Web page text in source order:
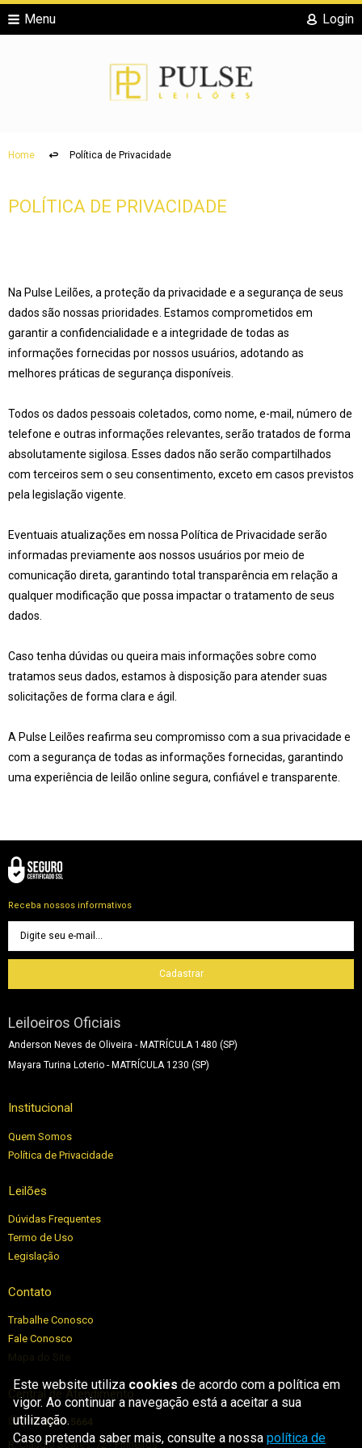
Menu Login
Home Política de Privacidade
POLÍTICA DE PRIVACIDADE
Na Pulse Leilões, a proteção da privacidade e a segurança de seus
dados são nossas prioridades. Estamos comprometidos em
garantir a confidencialidade e a integridade de todas as
informações fornecidas por nossos usuários, adotando as
melhores práticas de segurança disponíveis.
Todos os dados pessoais coletados, como nome, e-mail, número de
telefone e outras informações relevantes, serão tratados de forma
absolutamente sigilosa. Esses dados não serão compartilhados
com terceiros sem o seu consentimento, exceto em casos previstos
pela legislação vigente.
Eventuais atualizações em nossa Política de Privacidade serão
informadas previamente aos nossos usuários por meio de
comunicação direta, garantindo total transparência em relação a
qualquer modificação que possa impactar o tratamento de seus
dados.
Caso tenha dúvidas ou queira mais informações sobre como
tratamos seus dados, estamos à disposição para atender suas
solicitações de forma clara e ágil.
A Pulse Leilões reafirma seu compromisso com a sua privacidade e
com a segurança de todas as informações fornecidas, garantindo
uma experiência de leilão online segura, confiável e transparente.
Este website utiliza cookies de acordo com a política em
vigor. Ao continuar a navegação está a aceitar a sua
utilização.
Caso pretenda saber mais, consulte a nossa política de
Receba nossos informativos
Cadastrar
Leiloeiros Oficiais
Anderson Neves de Oliveira - MATRÍCULA 1480 (SP)
Mayara Turina Loterio - MATRÍCULA 1230 (SP)
Institucional
Quem Somos
Política de Privacidade
Leilões
Dúvidas Frequentes
Termo de Uso
Legislação
Contato
Trabalhe Conosco
Fale Conosco
Central de Atendimento
(11) 5026-5664
R. Cláudio Soares, 72 - Pinheiros